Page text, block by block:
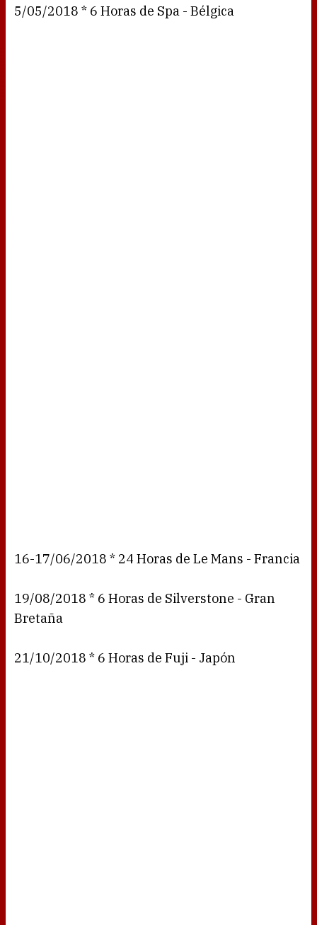
5/05/2018 * 6 Horas de Spa - Bélgica
16-17/06/2018 * 24 Horas de Le Mans - Francia
19/08/2018 * 6 Horas de Silverstone - Gran
Bretaña
21/10/2018 * 6 Horas de Fuji - Japón